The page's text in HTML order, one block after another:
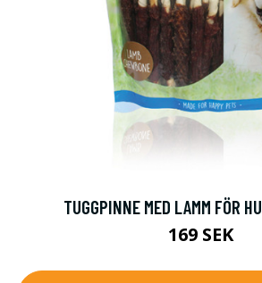
TUGGPINNE MED LAMM FÖR
169 SEK